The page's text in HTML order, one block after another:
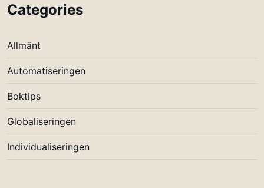
Categories
Allmänt
Automatiseringen
Boktips
Globaliseringen
Individualiseringen